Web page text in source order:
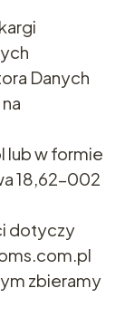
Danych
lub w formie
18,62-002
dotyczy
zbieramy